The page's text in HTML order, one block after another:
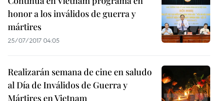
honor a los inválidos de guerra y
mártires
25/07/2017 04:05
Realizarán semana de cine en saludo
al Día de Inválidos de Guerra y
Mártires en Vietnam